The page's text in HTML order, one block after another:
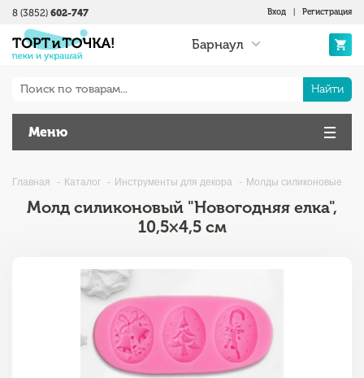
Вход Регистрация
Барнаул
8 (3852) 602-747
Найти
Меню
Главная Каталог Инструменты для декора Молды силиконовые
Молд силиконовый "Новогодняя елка",
10,5×4,5 см